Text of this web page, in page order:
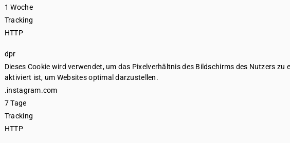
1 Woche
Tracking
HTTP
dpr
Dieses Cookie wird verwendet, um das Pixelverhältnis des Bildschirms des Nutzers
aktiviert ist, um Websites optimal darzustellen.
.instagram.com
7 Tage
Tracking
HTTP